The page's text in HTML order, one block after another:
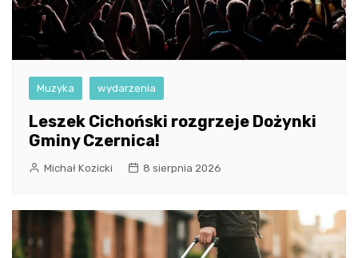
Muzyka wydarzenia
Leszek Cichoński rozgrzeje Dożynki
Gminy Czernica!
Michał Kozicki 8 sierpnia 2026